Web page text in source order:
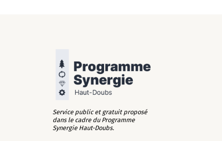
Service public et gratuit proposé
dans le cadre du Programme
Synergie Haut-Doubs.